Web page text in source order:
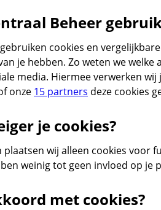
Beheer
cookies en
je hebben. Zo weten we
media. Hiermee verwerken wij
onze 15 partners deze cookies
je cookies?
plaatsen wij alleen cookies voor
weinig tot geen invloed op je
met cookies?